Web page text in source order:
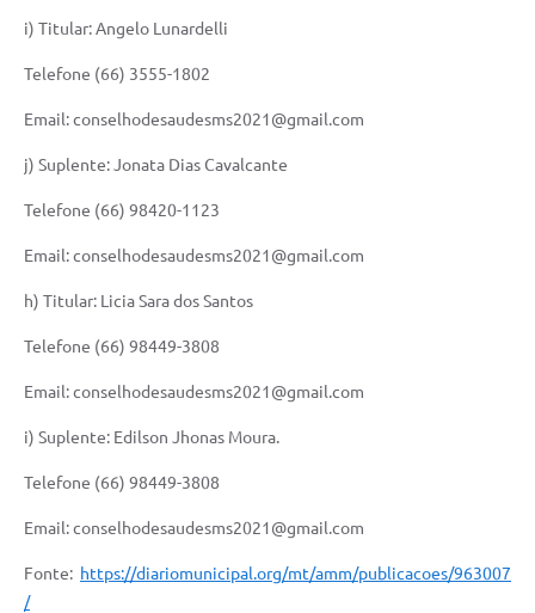
i) Titular: Angelo Lunardelli
Telefone (66) 3555-1802
Email: conselhodesaudesms2021@gmail.com
j) Suplente: Jonata Dias Cavalcante
Telefone (66) 98420-1123
Email: conselhodesaudesms2021@gmail.com
h) Titular: Licia Sara dos Santos
Telefone (66) 98449-3808
Email: conselhodesaudesms2021@gmail.com
i) Suplente: Edilson Jhonas Moura.
Telefone (66) 98449-3808
Email: conselhodesaudesms2021@gmail.com
Fonte: https://diariomunicipal.org/mt/amm/publicacoes/963007
/